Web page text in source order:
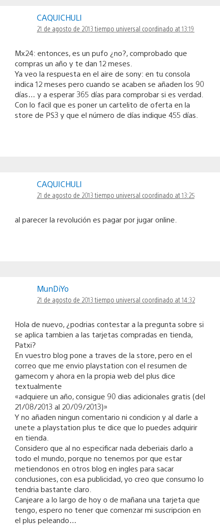
CAQUICHULI
21 de agosto de 2013 tiempo universal coordinado at 13:19
Mx24: entonces, es un pufo ¿no?, comprobado que
compras un año y te dan 12 meses.
Ya veo la respuesta en el aire de sony: en tu consola
indica 12 meses pero cuando se acaben se añaden los 90
días… y a esperar 365 días para comprobar si es verdad.
Con lo facil que es poner un cartelito de oferta en la
store de PS3 y que el número de días indique 455 días.
CAQUICHULI
21 de agosto de 2013 tiempo universal coordinado at 13:25
al parecer la revolución es pagar por jugar online.
MunDiYo
21 de agosto de 2013 tiempo universal coordinado at 14:32
Hola de nuevo, ¿podrias contestar a la pregunta sobre si
se aplica tambien a las tarjetas compradas en tienda,
Patxi?
En vuestro blog pone a traves de la store, pero en el
correo que me envio playstation con el resumen de
gamecom y ahora en la propia web del plus dice
textualmente
«adquiere un año, consigue 90 dias adicionales gratis (del
21/08/2013 al 20/09/2013)»
Y no añaden ningun comentario ni condicion y al darle a
unete a playstation plus te dice que lo puedes adquirir
en tienda.
Considero que al no especificar nada deberiais darlo a
todo el mundo, porque no tenemos por que estar
metiendonos en otros blog en ingles para sacar
conclusiones, con esa publicidad, yo creo que consumo lo
tendria bastante claro.
Canjeare a lo largo de hoy o de mañana una tarjeta que
tengo, espero no tener que comenzar mi suscripcion en
el plus peleando…